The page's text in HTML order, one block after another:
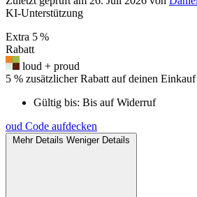
KI‑Unterstützung
Extra 5 %
Rabatt
loud + proud
5 % zusätzlicher Rabatt auf deinen Einkauf
Gültig bis: Bis auf Widerruf
oud Code aufdecken
Mehr Details Weniger Details